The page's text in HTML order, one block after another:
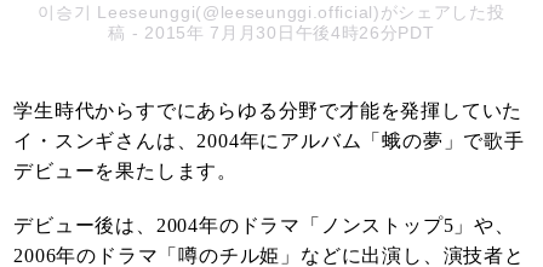
이승기 Leeseunggi(@leeseunggi.official)がシェアした投
稿 - 2015年 7月月30日午後4時26分PDT
学生時代からすでにあらゆる分野で才能を発揮していた
イ・スンギさんは、2004年にアルバム「蛾の夢」で歌手
デビューを果たします。
デビュー後は、2004年のドラマ「ノンストップ5」や、
2006年のドラマ「噂のチル姫」などに出演し、演技者と